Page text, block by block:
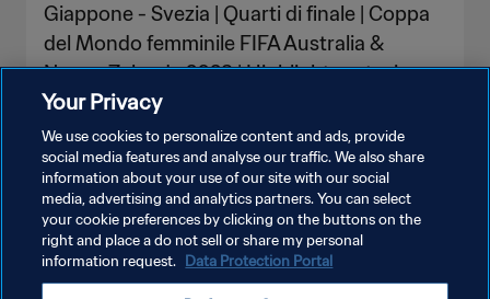
Giappone - Svezia | Quarti di finale | Coppa
del Mondo femminile FIFA Australia &
Nuova Zelanda 2023 | Highlights estesi
MOSTRA DI PIÙ
Your Privacy
We use cookies to personalize content and ads, provide
social media features and analyse our traffic. We also share
information about your use of our site with our social
media, advertising and analytics partners. You can select
your cookie preferences by clicking on the buttons on the
right and place a do not sell or share my personal
information request. Data Protection Portal